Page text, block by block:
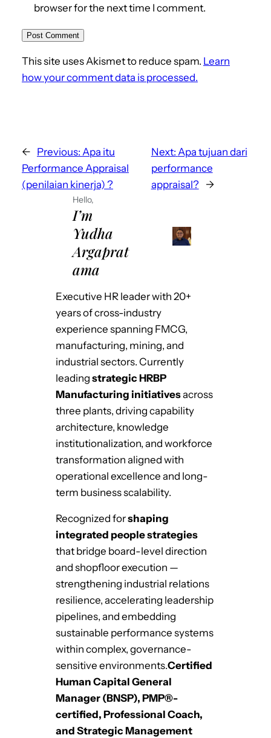
browser for the next time I comment.
This site uses Akismet to reduce spam. Learn
how your comment data is processed.
← Previous: Apa itu
Performance Appraisal
(penilaian kinerja) ?
Next: Apa tujuan dari
performance
appraisal?
→
Hello,
I’m
Yudha
Argaprat
ama
Executive HR leader with 20+
years of cross-industry
experience spanning FMCG,
manufacturing, mining, and
industrial sectors. Currently
leading strategic HRBP
Manufacturing initiativesacross
three plants, driving capability
architecture, knowledge
institutionalization, and workforce
transformation aligned with
operational excellence and long-
term business scalability.
Recognized forshaping
integrated people strategies
that bridge board-level direction
and shopfloor execution —
strengthening industrial relations
resilience, accelerating leadership
pipelines, and embedding
sustainable performance systems
within complex, governance-
sensitive environments.Certified
Human Capital General
Manager (BNSP), PMP®-
certified, Professional Coach,
and Strategic Management